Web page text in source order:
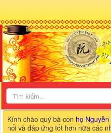
Kính chào quý bà con họ
nối và đáp ứng tốt hơn nữa các